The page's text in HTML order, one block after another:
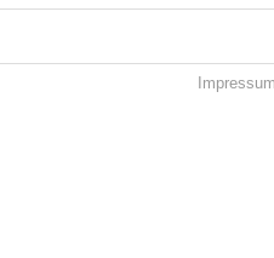
Impressum